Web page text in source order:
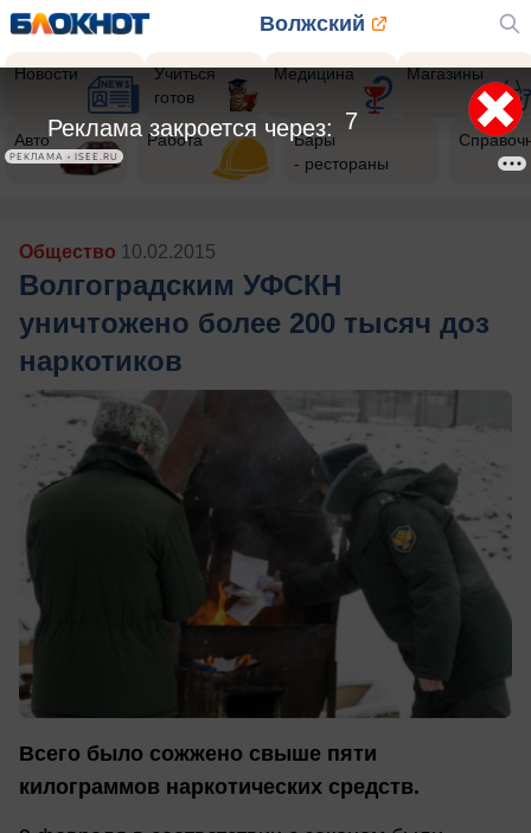
Волжский
Новости
Учиться
готов
Медицина Магазины
Авто Работа
Бары
- рестораны
Общество 10.02.2015
Волгоградским УФСКН
уничтожено более 200 тысяч доз
наркотиков
Всего было сожжено свыше пяти
килограммов наркотических средств.
4
Реклама закроется через:
РЕКЛАМА • ISEE.RU